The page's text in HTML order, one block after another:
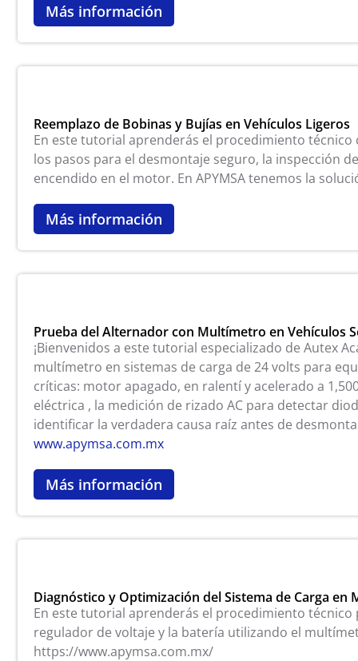
Más información
Reemplazo de Bobinas y Bujías en Vehículos Ligeros
En este tutorial aprenderás el procedimiento
los pasos para el desmontaje seguro, la inspección
encendido en el motor. En APYMSA tenemos la
Más información
Prueba del Alternador con Multímetro en Vehículos
¡Bienvenidos a este tutorial especializado de Autex
multímetro en sistemas de carga de 24 volts para
críticas: motor apagado, en ralentí y acelerado a
eléctrica , la medición de rizado AC para detectar
identificar la verdadera causa raíz antes de
www.apymsa.com.mx
Más información
Diagnóstico y Optimización del Sistema de Carga en
En este tutorial aprenderás el procedimiento
regulador de voltaje y la batería utilizando el
https://www.apymsa.com.mx/